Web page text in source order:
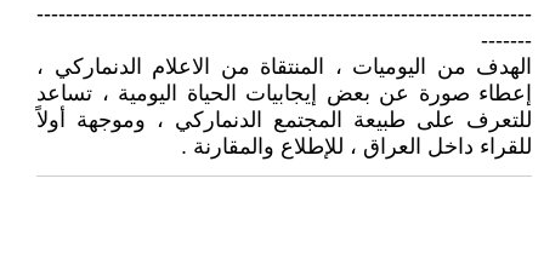
--------------------------------------------------------------------
-------
الهدف من اليوميات ، المنتقاة من الاعلام الدنماركي ،
إعطاء صورة عن بعض إيجابيات الحياة اليومية ، تساعد
للتعرف على طبيعة المجتمع الدنماركي ، وموجهة أولاً
للقراء داخل العراق ، للإطلاع والمقارنة .